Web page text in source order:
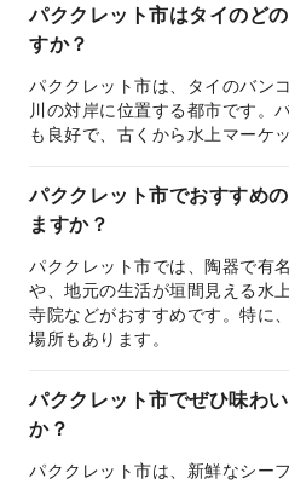
パククレット市はタイのど
すか？
パククレット市は、タイのバン
川の対岸に位置する都市です。
も良好で、古くから水上マーケ
パククレット市でおすすめ
ますか？
パククレット市では、陶器で有
や、地元の生活が垣間見える水
寺院などがおすすめです。特に
場所もあります。
パククレット市でぜひ味わ
か？
パククレット市は、新鮮なシー